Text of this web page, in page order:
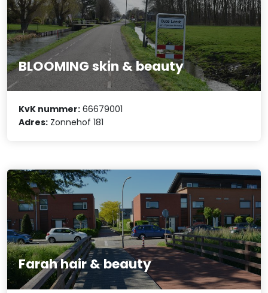
BLOOMING skin & beauty
KvK nummer: 66679001
Adres: Zonnehof 181
Farah hair & beauty